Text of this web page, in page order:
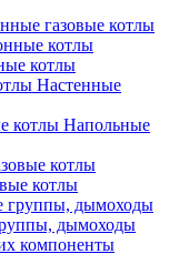
газовые котлы
котлы
Настенные
Напольные
котлы
дымоходы